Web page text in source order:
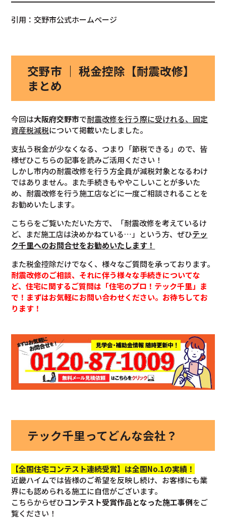
引用：交野市公式ホームページ
交野市 ｜ 税金控除【耐震改修】
まとめ
今回は大阪府交野市で耐震改修を行う際に受けれる、固定
資産税減税について掲載いたしました。
支払う税金が少なくなる、つまり「節税できる」ので、皆
様ぜひこちらの記事を読みご活用ください！
しかし市内の耐震改修を行う方全員が減税対象となるわけ
ではありません。また手続きもややこしいことが多いた
め、耐震改修を行う施工店などに一度ご相談されることを
お勧めいたします。
こちらをご覧いただいた方で、「耐震改修を考えているけ
ど、まだ施工店は決めかねている…」という方、ぜひテッ
ク千里へのお問合せをお勧めいたします！
また税金控除だけでなく、様々なご質問を承っております。
耐震改修のご相談、それに伴う様々な手続きについてな
ど、住宅に関するご質問は「住宅のプロ！テック千里」ま
で！まずはお気軽にお問い合わせください。お待ちしてお
ります！
テック千里ってどんな会社？
【全国住宅コンテスト連続受賞】は全国No.1の実績！
近畿ハイムでは皆様のご希望を反映し続け、お客様にも業
界にも認められる施工に自信がございます。
こちらからぜひコンテスト受賞作品となった施工事例をご
覧ください！